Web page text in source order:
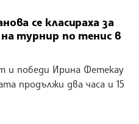
се класираха за
турнир по тенис в
и победи Ирина Фетекау
продължи два часа и 15